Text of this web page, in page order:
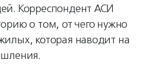
Корреспондент АСИ
о том, от чего нужно
которая наводит на